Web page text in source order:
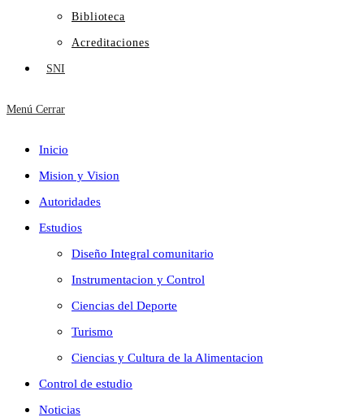
Biblioteca
Acreditaciones
SNI
Menú Cerrar
Inicio
Mision y Vision
Autoridades
Estudios
Diseño Integral comunitario
Instrumentacion y Control
Ciencias del Deporte
Turismo
Ciencias y Cultura de la Alimentacion
Control de estudio
Noticias